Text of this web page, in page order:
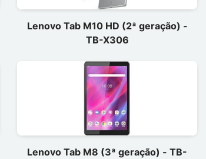
Lenovo Tab M10 HD (2ª geração) -
TB-X306
Lenovo Tab M8 (3ª geração) - TB-